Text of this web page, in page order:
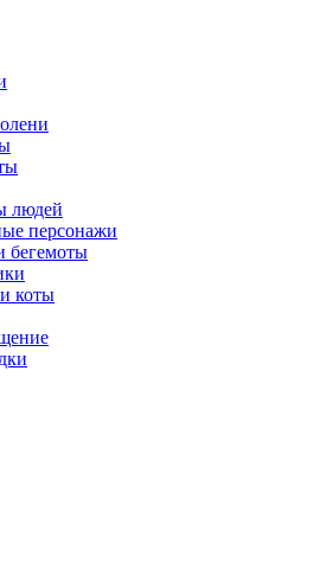
людей
персонажи
бегемоты
коты